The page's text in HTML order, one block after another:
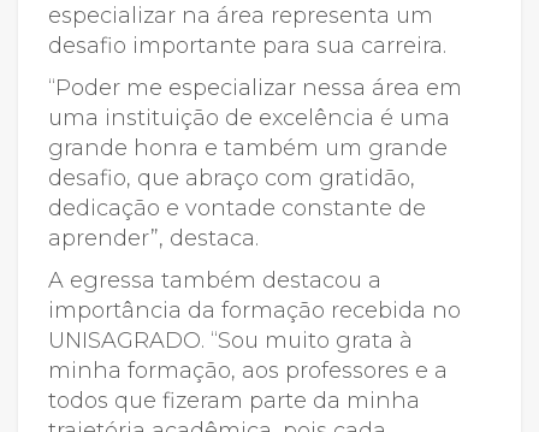
especializar na área representa um
desafio importante para sua carreira.
“Poder me especializar nessa área em
uma instituição de excelência é uma
grande honra e também um grande
desafio, que abraço com gratidão,
dedicação e vontade constante de
aprender”, destaca.
A egressa também destacou a
importância da formação recebida no
UNISAGRADO. “Sou muito grata à
minha formação, aos professores e a
todos que fizeram parte da minha